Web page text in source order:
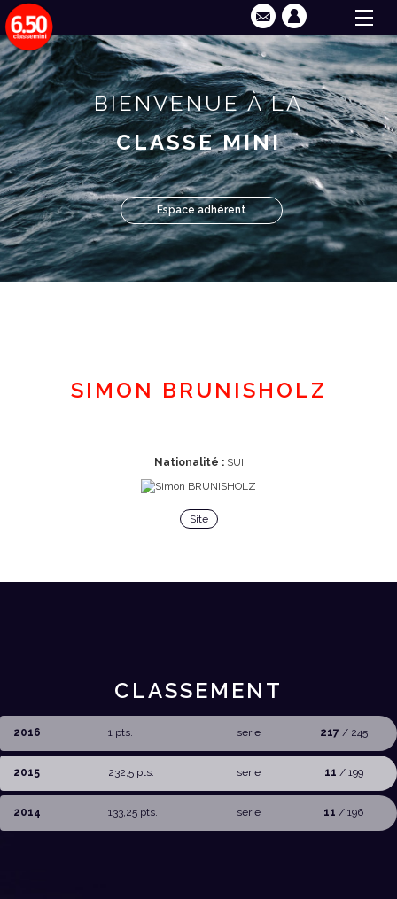
BIENVENUE À LA
CLASSE MINI
Espace adhérent
SIMON BRUNISHOLZ
Nationalité :SUI
Site
CLASSEMENT
2016 1 pts. serie 217 / 245
2015 232,5 pts. serie 11 / 199
2014 133,25 pts. serie 11 / 196